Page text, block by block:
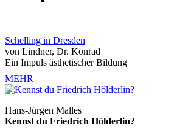
Schelling in Dresden
von Lindner, Dr. Konrad
Ein Impuls ästhetischer Bildung
MEHR
Hans-Jürgen Malles
Kennst du Friedrich Hölderlin?